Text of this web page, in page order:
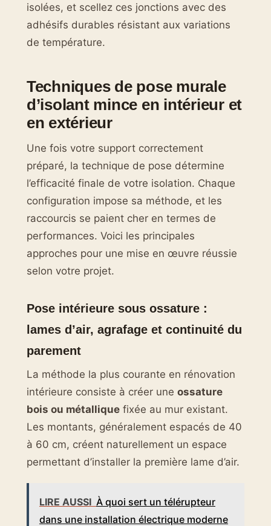
isolées, et scellez ces jonctions avec des
adhésifs durables résistant aux variations
de température.
Techniques de pose murale
d’isolant mince en intérieur et
en extérieur
Une fois votre support correctement
préparé, la technique de pose détermine
l’efficacité finale de votre isolation. Chaque
configuration impose sa méthode, et les
raccourcis se paient cher en termes de
performances. Voici les principales
approches pour une mise en œuvre réussie
selon votre projet.
Pose intérieure sous ossature :
lames d’air, agrafage et continuité du
parement
La méthode la plus courante en rénovation
intérieure consiste à créer une ossature
bois ou métallique fixée au mur existant.
Les montants, généralement espacés de 40
à 60 cm, créent naturellement un espace
permettant d’installer la première lame d’air.
LIRE AUSSI À quoi sert un télérupteur
dans une installation électrique moderne